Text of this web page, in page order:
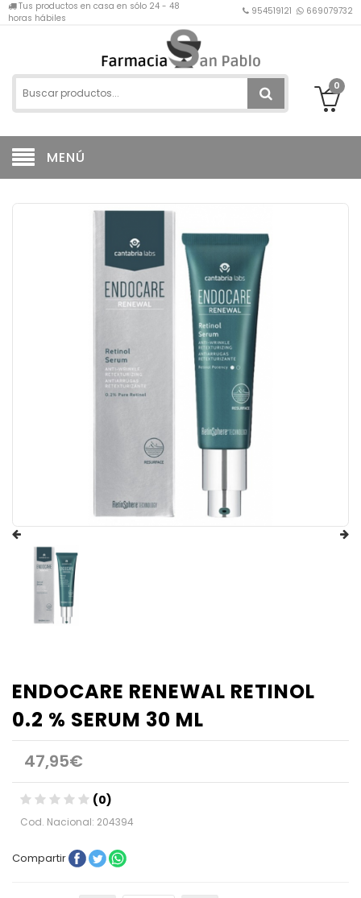
Tus productos en casa en sólo 24 - 48
horas hábiles
954519121 669079732
0
MENÚ
ENDOCARE RENEWAL RETINOL
0.2 % SERUM 30 ML
47,95€
(0)
Cod. Nacional: 204394
Compartir